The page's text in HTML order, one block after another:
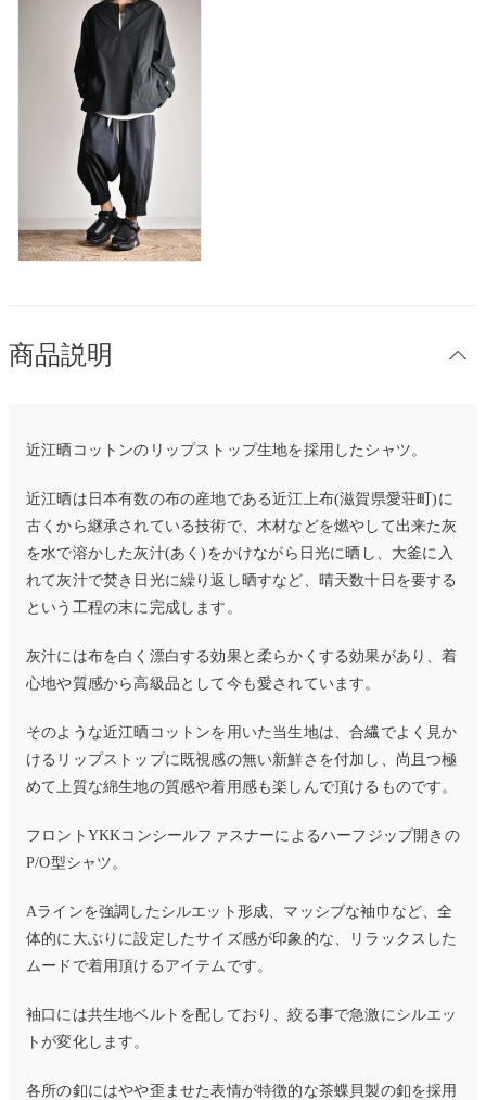
商品説明
近江晒コットンのリップストップ生地を採用したシャツ。
近江晒は日本有数の布の産地である近江上布(滋賀県愛荘町)に
古くから継承されている技術で、木材などを燃やして出来た灰
を水で溶かした灰汁(あく)をかけながら日光に晒し、大釜に入
れて灰汁で焚き日光に繰り返し晒すなど、晴天数十日を要する
という工程の末に完成します。
灰汁には布を白く漂白する効果と柔らかくする効果があり、着
心地や質感から高級品として今も愛されています。
そのような近江晒コットンを用いた当生地は、合繊でよく見か
けるリップストップに既視感の無い新鮮さを付加し、尚且つ極
めて上質な綿生地の質感や着用感も楽しんで頂けるものです。
フロントYKKコンシールファスナーによるハーフジップ開きの
P/O型シャツ。
Aラインを強調したシルエット形成、マッシブな袖巾など、全
体的に大ぶりに設定したサイズ感が印象的な、リラックスした
ムードで着用頂けるアイテムです。
袖口には共生地ベルトを配しており、絞る事で急激にシルエッ
トが変化します。
各所の釦にはやや歪ませた表情が特徴的な茶蝶貝製の釦を採用